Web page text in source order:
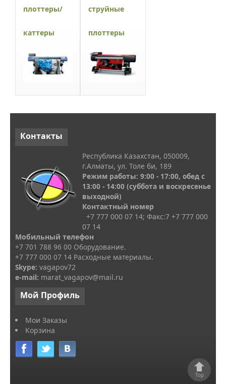
плоттеры/
каттеры
струйные
плоттеры
Контакты
Республика Казахстан, 050009,
г.Алматы, ул. Толе би, 189
Режим работы: 9:00 - 17:00, обед с
13:00 - 14:00 (суббота и воскресенье
выходной)
Контактный номер
+7 777 000 07 14; Факс:7 +7 777 000
07 14
Мобильный телефон
+7 701 788 96 00 Оборудование.
+7 777 000 07 14 Расходные материалы.
Skype: vagapov72
e-mail: marat_vagapov@mail.ru
Мой Профиль
Мои Заказы
Корзина
Top